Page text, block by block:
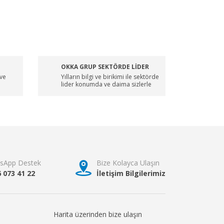
OKKA GRUP SEKTÖRDE LİDER
Yılların bilgi ve birikimi ile sektörde
lider konumda ve daima sizlerle
Destek
073 41 22
Bize Kolayca Ulaşın
İletişim Bilgilerimiz
Harita üzerinden bize ulaşın